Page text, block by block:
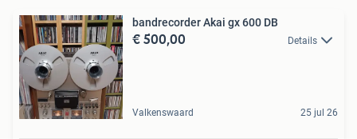
bandrecorder Akai gx 600 DB
€ 500,00 Details
Valkenswaard 25 jul 26